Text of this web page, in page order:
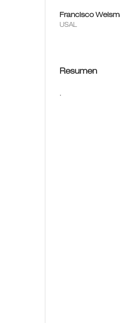
Francisco
USAL
Resumen
.